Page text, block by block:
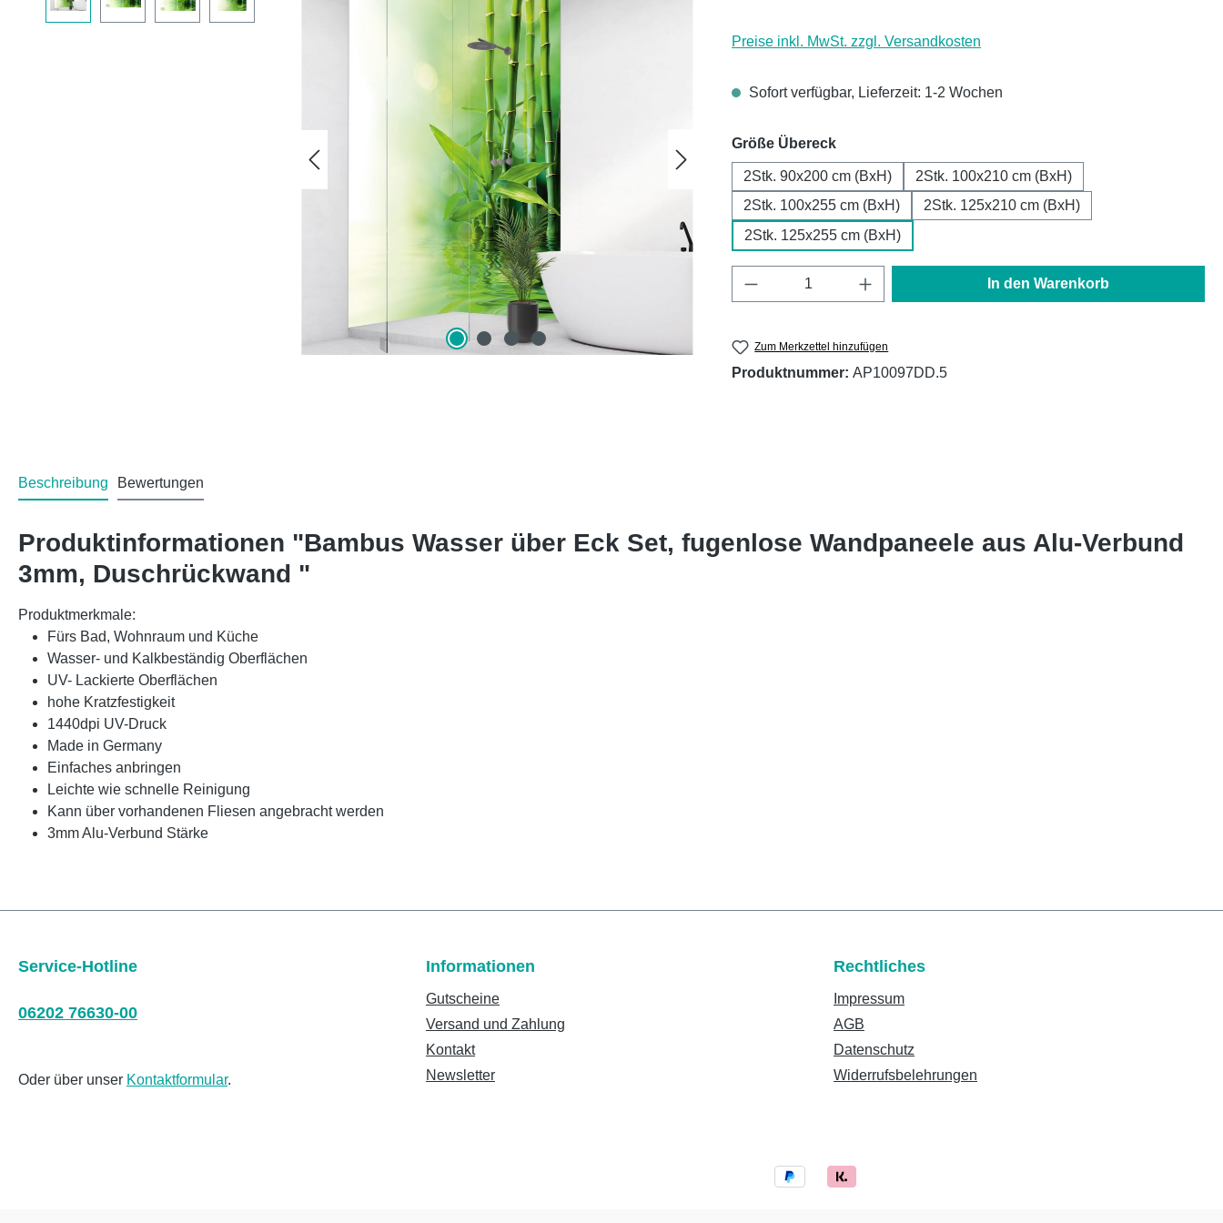
Preise inkl. MwSt. zzgl. Versandkosten
Sofort verfügbar, Lieferzeit: 1-2 Wochen
Größe Übereckauswählen
2Stk. 90x200 cm (BxH)
2Stk. 100x210 cm (BxH)
2Stk. 100x255 cm (BxH)
2Stk. 125x210 cm (BxH)
2Stk. 125x255 cm (BxH)
Produkt Anzahl: Gib den gewünschten Wert ein
In den Warenkorb
Zum Merkzettel hinzufügen
Produktnummer: AP10097DD.5
Beschreibung Bewertungen
Produktinformationen "Bambus Wasser über Eck Set, fugenlose Wandpaneele aus Alu-Verbund
3mm, Duschrückwand "
Produktmerkmale:
Fürs Bad, Wohnraum und Küche
Wasser- und Kalkbeständig Oberflächen
UV- Lackierte Oberflächen
hohe Kratzfestigkeit
1440dpi UV-Druck
Made in Germany
Einfaches anbringen
Leichte wie schnelle Reinigung
Kann über vorhandenen Fliesen angebracht werden
3mm Alu-Verbund Stärke
Service-Hotline
06202 76630-00
Oder über unser Kontaktformular.
Informationen
Gutscheine
Versand und Zahlung
Kontakt
Newsletter
Rechtliches
Impressum
AGB
Datenschutz
Widerrufsbelehrungen